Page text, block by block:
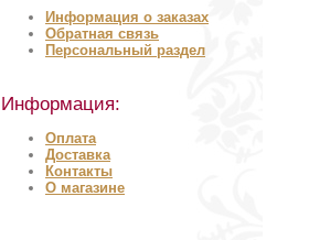
Информация о заказах
Обратная связь
Персональный раздел
Информация:
Оплата
Доставка
Контакты
О магазине